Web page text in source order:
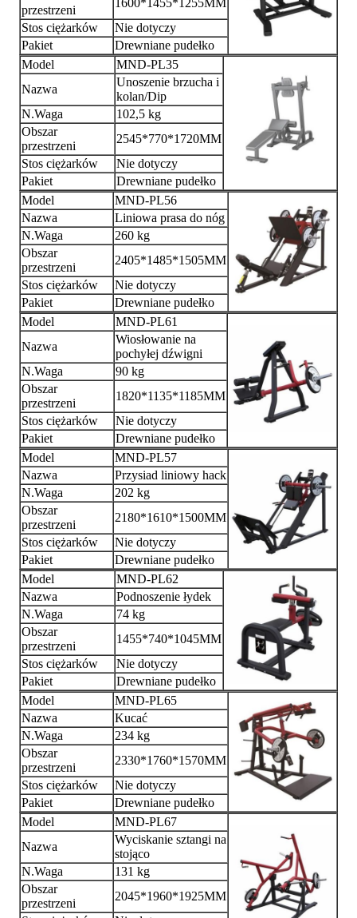
przestrzeni
1600*1455*1255MM
Stos ciężarków
Nie dotyczy
Pakiet
Drewniane pudełko
Model
MND-PL35
Nazwa
Unoszenie brzucha i
kolan/Dip
N.Waga
102,5 kg
Obszar
przestrzeni
2545*770*1720MM
Stos ciężarków
Nie dotyczy
Pakiet
Drewniane pudełko
Model
MND-PL56
Nazwa
Liniowa prasa do nóg
N.Waga
260 kg
Obszar
przestrzeni
2405*1485*1505MM
Stos ciężarków
Nie dotyczy
Pakiet
Drewniane pudełko
Model
MND-PL61
Nazwa
Wiosłowanie na
pochyłej dźwigni
N.Waga
90 kg
Obszar
przestrzeni
1820*1135*1185MM
Stos ciężarków
Nie dotyczy
Pakiet
Drewniane pudełko
Model
MND-PL57
Nazwa
Przysiad liniowy hack
N.Waga
202 kg
Obszar
przestrzeni
2180*1610*1500MM
Stos ciężarków
Nie dotyczy
Pakiet
Drewniane pudełko
Model
MND-PL62
Nazwa
Podnoszenie łydek
N.Waga
74 kg
Obszar
przestrzeni
1455*740*1045MM
Stos ciężarków
Nie dotyczy
Pakiet
Drewniane pudełko
Model
MND-PL65
Nazwa
Kucać
N.Waga
234 kg
Obszar
przestrzeni
2330*1760*1570MM
Stos ciężarków
Nie dotyczy
Pakiet
Drewniane pudełko
Model
MND-PL67
Nazwa
Wyciskanie sztangi na
stojąco
N.Waga
131 kg
Obszar
przestrzeni
2045*1960*1925MM